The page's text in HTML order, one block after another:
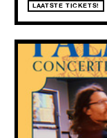
LAATSTE TICKETS!
PALMARIUM:
GIEREN) +